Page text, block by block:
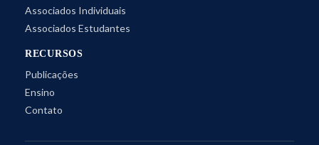
Associados Individuais
Associados Estudantes
RECURSOS
Publicações
Ensino
Contato